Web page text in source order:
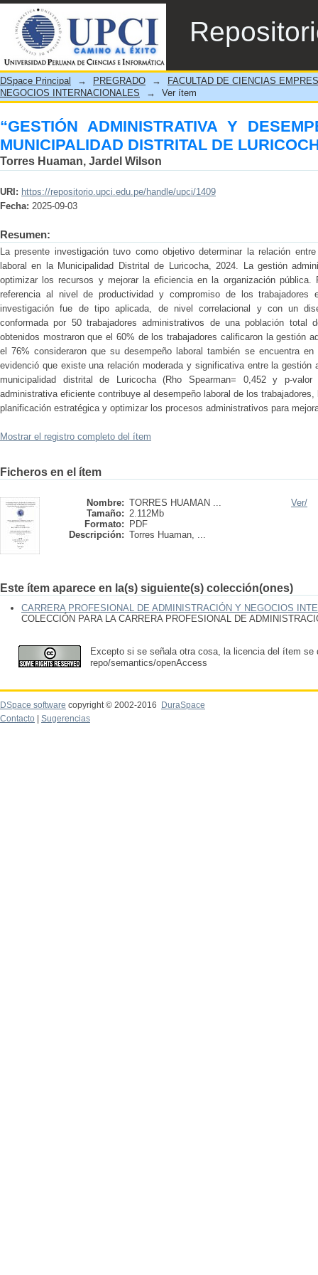
“GESTIÓN ADMINISTRATIVA Y
LURICOCHA, 2024”
DSpace Principal → PREGRADO →
FACULTAD DE CIENCIAS
NEGOCIOS INTERNACIONALES
→ Ver ítem
“GESTIÓN ADMINISTRATIVA Y
MUNICIPALIDAD DISTRITAL DE
Torres Huaman, Jardel Wilson
URI: https://repositorio.upci.edu.pe/handle/upci/1409
Fecha: 2025-09-03
Resumen:
La presente investigación tuvo como objetivo determinar la relación
laboral en la Municipalidad Distrital de Luricocha, 2024. La gestión
optimizar los recursos y mejorar la eficiencia en la organización pública.
referencia al nivel de productividad y compromiso de los
investigación fue de tipo aplicada, de nivel correlacional y con un
conformada por 50 trabajadores administrativos de una población total
obtenidos mostraron que el 60% de los trabajadores calificaron la gestión
el 76% consideraron que su desempeño laboral también se encuentra
evidenció que existe una relación moderada y significativa entre la gestión
municipalidad distrital de Luricocha (Rho Spearman= 0,452 y p-
administrativa eficiente contribuye al desempeño laboral de los
planificación estratégica y optimizar los procesos administrativos para
Mostrar el registro completo del ítem
Ficheros en el ítem
Nombre: TORRES HUAMAN ...
Tamaño: 2.112Mb
Formato:
PDF
Descripción: Torres Huaman, ...
Ver/
Este ítem aparece en la(s) siguiente(s) colección(ones)
CARRERA PROFESIONAL DE ADMINISTRACIÓN Y NEGOCIOS
COLECCIÓN PARA LA CARRERA PROFESIONAL DE
Excepto si se señala otra cosa, la licencia del ítem se
repo/semantics/openAccess
DSpace software copyright © 2002-2016
DuraSpace
Contacto
Sugerencias